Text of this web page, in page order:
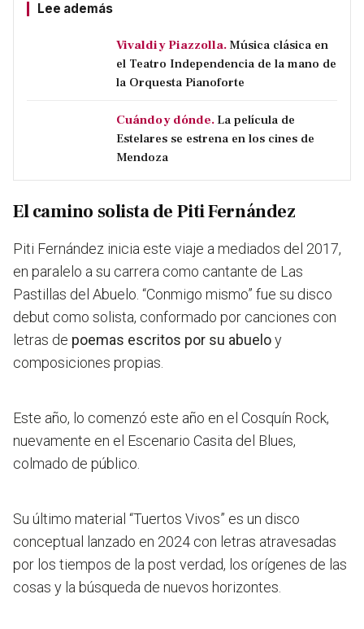
Lee además
Vivaldi y Piazzolla. Música clásica en
el Teatro Independencia de la mano de
la Orquesta Pianoforte
Cuándo y dónde. La película de
Estelares se estrena en los cines de
Mendoza
El camino solista de Piti Fernández
Piti Fernández inicia este viaje a mediados del 2017,
en paralelo a su carrera como cantante de Las
Pastillas del Abuelo. “Conmigo mismo” fue su disco
debut como solista, conformado por canciones con
letras de poemas escritos por su abueloy
composiciones propias.
Este año, lo comenzó este año en el Cosquín Rock,
nuevamente en el Escenario Casita del Blues,
colmado de público.
Su último material “Tuertos Vivos” es un disco
conceptual lanzado en 2024 con letras atravesadas
por los tiempos de la post verdad, los orígenes de las
cosas y la búsqueda de nuevos horizontes.